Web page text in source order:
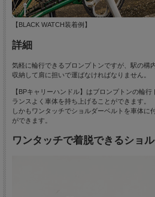
【BLACK WATCH装着例】
詳細
気軽に輪行できるブロンプトンですが、駅の構
収納して肩に担いで運ばなければなりません。
【BPキャリーハンドル】はブロンプトンの輪
ランスよく車体を持ち上げることができます。
しかもワンタッチでショルダーベルトを車体に
ができます。
ワンタッチで着脱できるショ